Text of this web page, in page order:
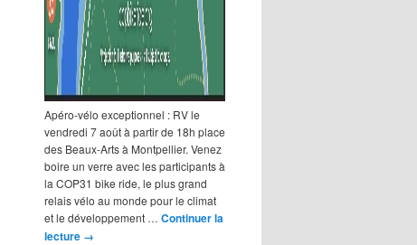
Apéro-vélo exceptionnel : RV le
vendredi 7 août à partir de 18h place
des Beaux-Arts à Montpellier. Venez
boire un verre avec les participants à
la COP31 bike ride, le plus grand
relais vélo au monde pour le climat
et le développement … Continuer la
lecture →